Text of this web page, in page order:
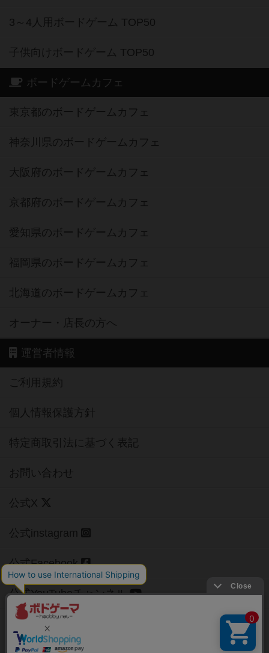
3～4人用ボードゲーム TOP50
子供向けボードゲーム TOP50
ボードゲームカフェ
東京都のボードゲームカフェ
神奈川県のボードゲームカフェ
大阪府のボードゲームカフェ
京都府のボードゲームカフェ
愛知県のボードゲームカフェ
福岡県のボードゲームカフェ
北海道のボードゲームカフェ
オーナー・店長の方へ
運営者情報
ご利用規約
個人情報保護方針
特定商取引法に基づく表記
お問い合わせ
公式X
公式instagram
公式Facebook
公式YouTubeチャンネル